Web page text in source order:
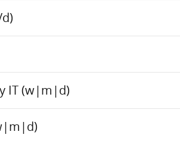
IT (w|m|d)